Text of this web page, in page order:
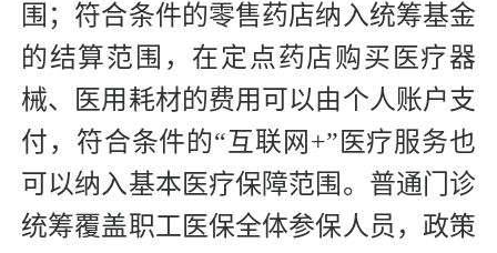
围；符合条件的零售药店纳入统筹基金
的结算范围，在定点药店购买医疗器
械、医用耗材的费用可以由个人账户支
付，符合条件的“互联网+”医疗服务也
可以纳入基本医疗保障范围。普通门诊
统筹覆盖职工医保全体参保人员，政策